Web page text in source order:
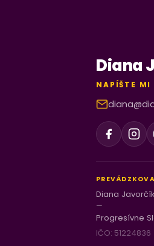
Diana
NAPÍŠTE MI
Diana
—
Progresívne
IČO: 51224836